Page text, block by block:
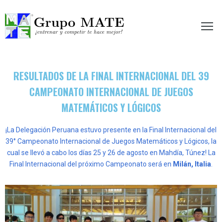
te hace mejor!
RESULTADOS DE LA FINAL INTERNACIONAL DEL 39
CAMPEONATO INTERNACIONAL DE JUEGOS
MATEMÁTICOS Y LÓGICOS
¡La Delegación Peruana estuvo presente en la Final Internacional del
39° Campeonato Internacional de Juegos Matemáticos y Lógicos, la
cual se llevó a cabo los días 25 y 26 de agosto en Mahdía, Túnez! La
Final Internacional del próximo Campeonato será en Milán, Italia.